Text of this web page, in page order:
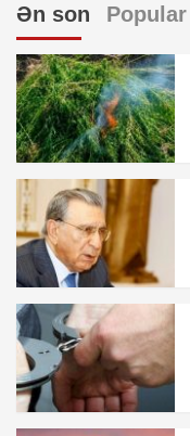
Ən son Popular